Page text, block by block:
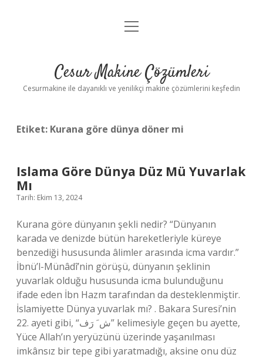
Anasayfa
Yasal Uyarı
menüyü
Cesur Makine Çözümleri
Cesurmakine ile dayanıklı ve yenilikçi makine çözümlerini keşfedin
Etiket: Kurana göre dünya döner mi
Islama Göre Dünya Düz Mü Yuvarlak
Mı
Tarih: Ekim 13, 2024
Kurana göre dünyanın şekli nedir? “Dünyanın
karada ve denizde bütün hareketleriyle küreye
benzediği hususunda âlimler arasında icma vardır.”
İbnü’l-Münâdî’nin görüşü, dünyanın şeklinin
yuvarlak olduğu hususunda icma bulunduğunu
ifade eden İbn Hazm tarafından da desteklenmiştir.
İslamiyette Dünya yuvarlak mı? . Bakara Suresi’nin
22. ayeti gibi, “ش َ رَف” kelimesiyle geçen bu ayette,
Yüce Allah’ın yeryüzünü üzerinde yaşanılması
imkânsız bir tepe gibi yaratmadığı, aksine onu düz